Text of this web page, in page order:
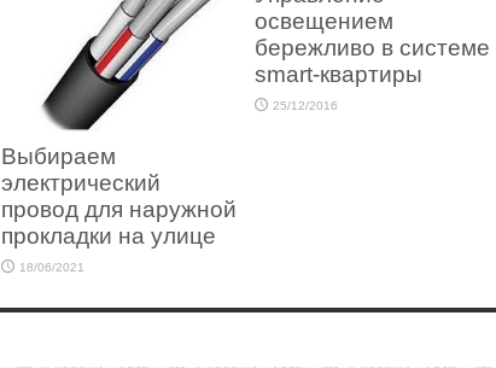
Выбираем
электрический
провод для наружной
прокладки на улице
18/06/2021
освещением
бережливо в системе
smart-квартиры
25/12/2016